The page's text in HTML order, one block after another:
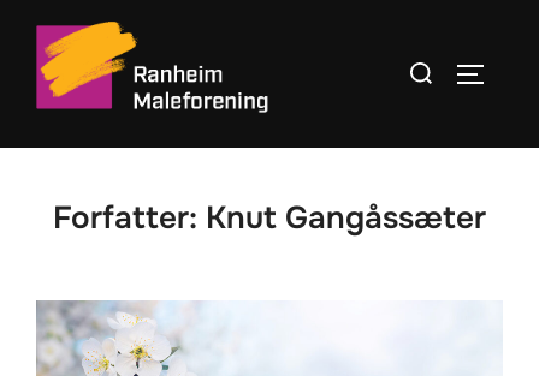
content
Search
Forfatter: Knut Gangåssæter